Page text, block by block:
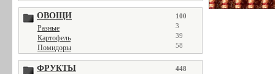
ОВОЩИ 100
Разные 3
Картофель 39
Помидоры 58
ФРУКТЫ 448